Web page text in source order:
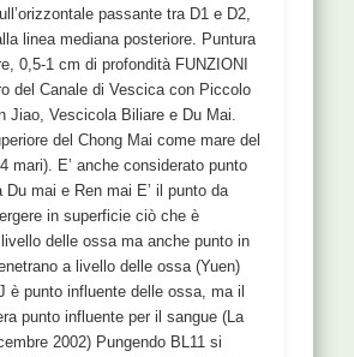
passante tra D1 e D2,
linea mediana posteriore. Puntura
0,5-1 cm di profondità FUNZIONI
del Canale di Vescica con Piccolo
Jiao, Vescicola Biliare e Du Mai.
del Chong Mai come mare del
mari). E’ anche considerato punto
Du mai e Ren mai E’ il punto da
in superficie ciò che è
delle ossa ma anche punto in
a livello delle ossa (Yuen)
è punto influente delle ossa, ma il
punto influente per il sangue (La
2002) Pungendo BL11 si